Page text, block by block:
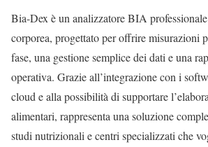
Bia-Dex è un analizzatore BIA
corporea, progettato per offrire misurazioni
fase, una gestione semplice dei dati e una
operativa. Grazie all’integrazione con i
cloud e alla possibilità di supportare
alimentari, rappresenta una soluzione
studi nutrizionali e centri specializzati che